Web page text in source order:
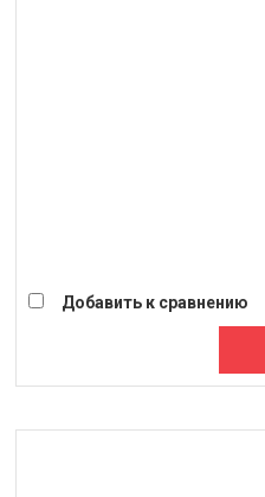
Добавить к сравнению